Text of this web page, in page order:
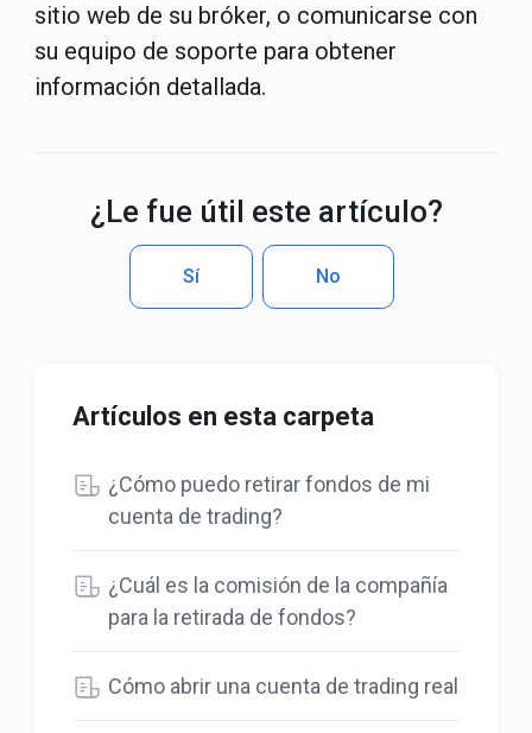
sitio web de su bróker, o comunicarse con
su equipo de soporte para obtener
información detallada.
¿Le fue útil este artículo?
No
Sí
Artículos en esta carpeta
¿Cómo puedo retirar fondos de mi
cuenta de trading?
¿Cuál es la comisión de la compañía
para la retirada de fondos?
Cómo abrir una cuenta de trading real